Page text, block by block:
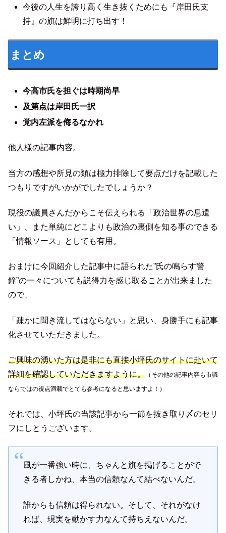
今後の人生を誇り高く生き抜くためにも『岸田氏支
持』の旗は鮮明に打ち出す！
まとめ
今高市氏を担ぐは時期尚早
及第点は岸田氏一択
党内左派を侮るなかれ
他人様の記事内容。
当方の感想や所見の類は極力排除して要点だけを記載した
つもりですがいかがでしたでしょうか？
現役の議員さんだからこそ伝えられる「政治世界の息遣
い」、また単純にどこよりも政治の裏側を知る事のできる
「情報ソース」としても有用。
おまけに今回紹介した記事中に語られた”氏の鳴らす警
鐘”の一々についても説得力を感じ取ることが出来ました
ので、
「疎かに聞き流してはならない」と思い、身勝手にも記事
化させていただきました。
ご興味の湧いた方は是非にも直接小坪氏のサイトに赴いて
詳細を確認していただきますように。 （その他の記事内容も市議
ならではの視点満載でとても参考になると思いますよ！）
それでは、小坪氏の当該記事から一節を抜き取り〆のセリ
フにしとうございます。
風が一番強い時に、ちゃんと旗を掲げることがで
きる者しかね、本当の信頼なんて結べないんだ。
誰からも信頼は得られない。そして、それがなけ
れば、現実を動かす力なんて持ちえないんだ。